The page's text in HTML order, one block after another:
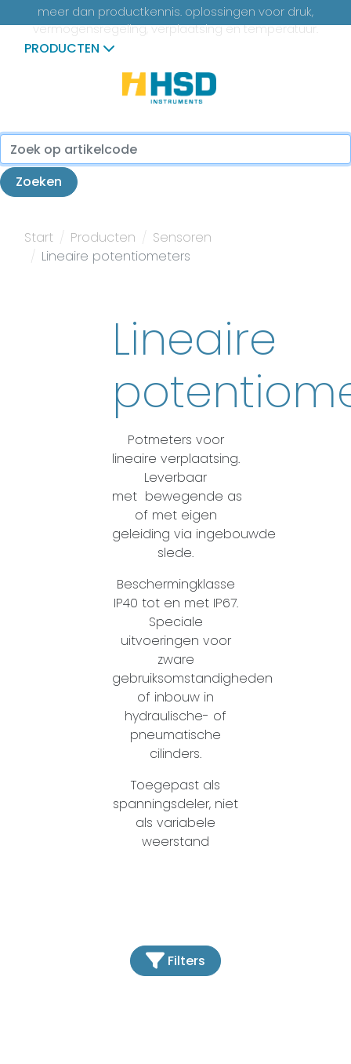
meer dan productkennis. oplossingen voor druk,
vermogensregeling, verplaatsing en temperatuur.
PRODUCTEN
...
Zoeken
Start Producten
Sensoren
Lineaire potentiometers
Lineaire
Potmeters voor
lineaire verplaatsing.
Leverbaar
met bewegende as
of met eigen
geleiding via ingebouwde
slede.
Beschermingklasse
IP40 tot en met IP67.
Speciale
uitvoeringen voor
zware
gebruiksomstandigheden
of inbouw in
hydraulische- of
pneumatische
cilinders.
Toegepast als
spanningsdeler, niet
als variabele
weerstand
Filters